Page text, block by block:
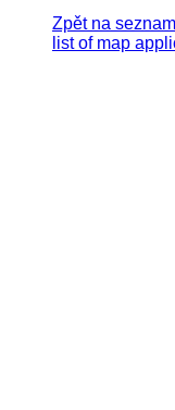
Zpět na
list of map